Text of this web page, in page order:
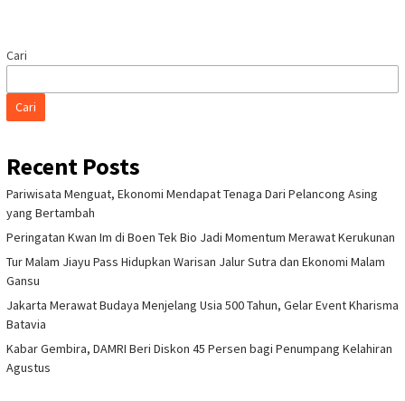
Cari
Cari
Recent Posts
Pariwisata Menguat, Ekonomi Mendapat Tenaga Dari Pelancong Asing
yang Bertambah
Peringatan Kwan Im di Boen Tek Bio Jadi Momentum Merawat Kerukunan
Tur Malam Jiayu Pass Hidupkan Warisan Jalur Sutra dan Ekonomi Malam
Gansu
Jakarta Merawat Budaya Menjelang Usia 500 Tahun, Gelar Event Kharisma
Batavia
Kabar Gembira, DAMRI Beri Diskon 45 Persen bagi Penumpang Kelahiran
Agustus